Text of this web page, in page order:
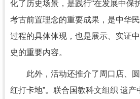
化了历史场景，是践行“在发展中保
考古前置理念的重要成果，是中华
过程的具体体现，也是展示、实证
史的重要内容。
此外，活动还推介了周口店、圆
红打卡地”。联合国教科文组织 遗产